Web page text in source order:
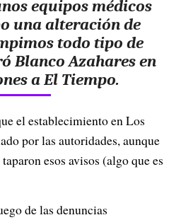
equipos médicos
una alteración de
todo tipo de
Blanco Azahares en
a El Tiempo.
el establecimiento en Los
por las autoridades, aunque
esos avisos (algo que es
de las denuncias